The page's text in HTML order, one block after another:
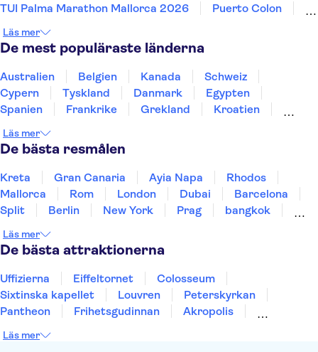
TUI Palma Marathon Mallorca 2026
Puerto Colon
Aqualandia Benidorm
Caminito del Rey
Terra Mitica
Läs mer
De mest populäraste länderna
Australien Belgien Kanada
Schweiz
Cypern
Tyskland Danmark
Egypten
Spanien
Frankrike Grekland
Kroatien
Sverige
Thailand
Läs mer
De bästa resmålen
Kreta Gran Canaria Ayia Napa
Rhodos
Mallorca
Rom London Dubai
Barcelona
Split
Berlin New York Prag
bangkok
Uppsala
Helsingborg
Läs mer
De bästa attraktionerna
Uffizierna Eiffeltornet
Colosseum
Sixtinska kapellet
Louvren
Peterskyrkan
Pantheon
Frihetsgudinnan
Akropolis
Burj Khalifa
Läs mer